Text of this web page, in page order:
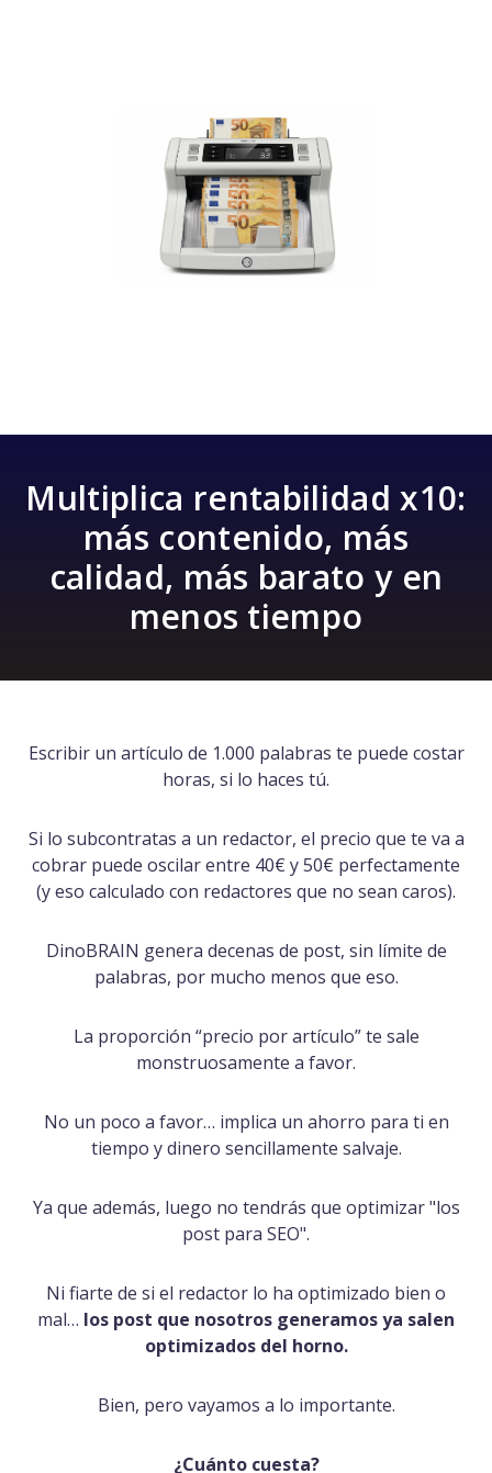
Multiplica rentabilidad x10:
más contenido, más
calidad, más barato y en
menos tiempo
Escribir un artículo de 1.000 palabras te puede costar
horas, si lo haces tú.
Si lo subcontratas a un redactor, el precio que te va a
cobrar puede oscilar entre 40€ y 50€ perfectamente
(y eso calculado con redactores que no sean caros).
DinoBRAIN genera decenas de post, sin límite de
palabras, por mucho menos que eso.
La proporción “precio por artículo” te sale
monstruosamente a favor.
No un poco a favor… implica un ahorro para ti en
tiempo y dinero sencillamente salvaje.
Ya que además, luego no tendrás que optimizar "los
post para SEO".
Ni fiarte de si el redactor lo ha optimizado bien o
mal… los post que nosotros generamos ya salen
optimizados del horno.
Bien, pero vayamos a lo importante.
¿Cuánto cuesta?